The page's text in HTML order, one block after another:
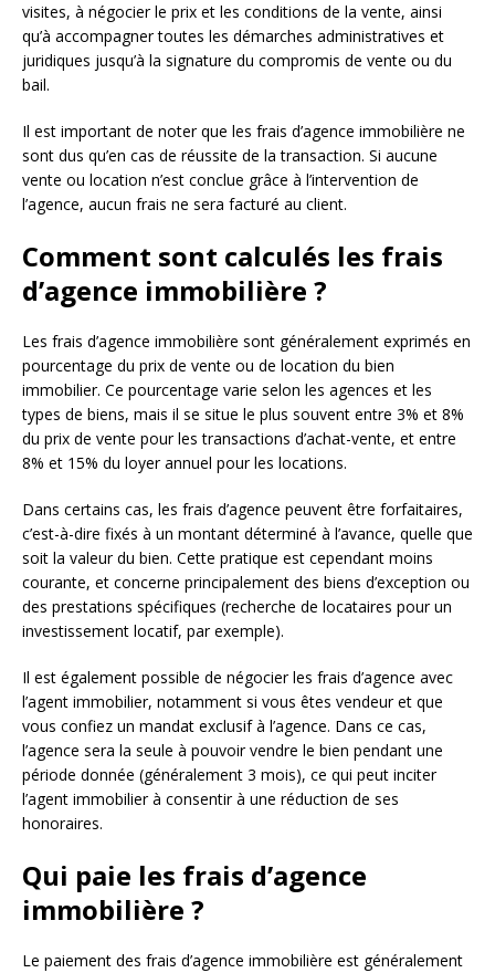
visites, à négocier le prix et les conditions de la vente, ainsi
qu’à accompagner toutes les démarches administratives et
juridiques jusqu’à la signature du compromis de vente ou du
bail.
Il est important de noter que les frais d’agence immobilière ne
sont dus qu’en cas de réussite de la transaction. Si aucune
vente ou location n’est conclue grâce à l’intervention de
l’agence, aucun frais ne sera facturé au client.
Comment sont calculés les frais
d’agence immobilière ?
Les frais d’agence immobilière sont généralement exprimés en
pourcentage du prix de vente ou de location du bien
immobilier. Ce pourcentage varie selon les agences et les
types de biens, mais il se situe le plus souvent entre 3% et 8%
du prix de vente pour les transactions d’achat-vente, et entre
8% et 15% du loyer annuel pour les locations.
Dans certains cas, les frais d’agence peuvent être forfaitaires,
c’est-à-dire fixés à un montant déterminé à l’avance, quelle que
soit la valeur du bien. Cette pratique est cependant moins
courante, et concerne principalement des biens d’exception ou
des prestations spécifiques (recherche de locataires pour un
investissement locatif, par exemple).
Il est également possible de négocier les frais d’agence avec
l’agent immobilier, notamment si vous êtes vendeur et que
vous confiez un mandat exclusif à l’agence. Dans ce cas,
l’agence sera la seule à pouvoir vendre le bien pendant une
période donnée (généralement 3 mois), ce qui peut inciter
l’agent immobilier à consentir à une réduction de ses
honoraires.
Qui paie les frais d’agence
immobilière ?
Le paiement des frais d’agence immobilière est généralement